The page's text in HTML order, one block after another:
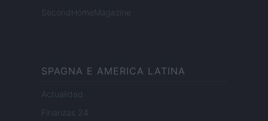
SecondHomeMagazine
SPAGNA E AMERICA LATINA
Actualidad
Finanzas 24